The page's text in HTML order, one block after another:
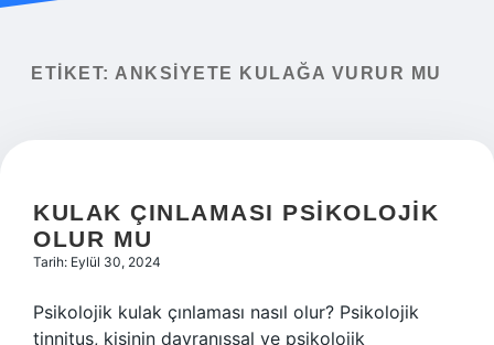
Yasal Uyarı
ETIKET: ANKSIYETE KULAĞA VURUR MU
KULAK ÇINLAMASI PSIKOLOJIK
OLUR MU
Tarih: Eylül 30, 2024
Psikolojik kulak çınlaması nasıl olur? Psikolojik
tinnitus, kişinin davranışsal ve psikolojik